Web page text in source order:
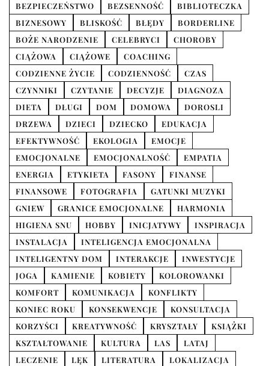
BEZPIECZEŃSTWO
BEZSENNOŚĆ
BIBLIOTECZKA
BIZNESOWY
BLISKOŚĆ BŁĘDY
BORDERLINE
BOŻE NARODZENIE
CELEBRYCI
CHOROBY
CIĄŻOWA
CIĄŻOWE
COACHING
CODZIENNE ŻYCIE
CODZIENNOŚĆ
CZAS
CZYNNIKI
CZYTANIE DECYZJE
DIAGNOZA
DIETA
DŁUGI DOM DOMOWA
DOROSLI
DRZEWA
DZIECI DZIECKO
EDUKACJA
EFEKTYWNOŚĆ
EKOLOGIA
EMOCJE
EMOCJONALNE
EMOCJONALNOŚĆ
EMPATIA
ENERGIA
ETYKIETA FASONY
FINANSE
FINANSOWE
FOTOGRAFIA
GATUNKI MUZYKI
GNIEW
GRANICE EMOCJONALNE
HARMONIA
HIGIENA SNU
HOBBY INICJATYWY
INSPIRACJA
INSTALACJA
INTELIGENCJA EMOCJONALNA
INTELIGENTNY DOM
INTERAKCJE
INWESTYCJE
JOGA
KAMIENIE KOBIETY
KOLOROWANKI
KOMFORT
KOMUNIKACJA
KONFLIKTY
KONIEC ROKU
KONSEKWENCJE
KONSULTACJA
KORZYŚCI
KREATYWNOŚĆ KRYSZTAŁY
KSIĄŻKI
KSZTAŁTOWANIE
KULTURA LAS
LATAJ
LECZENIE
LĘK LITERATURA
LOKALIZACJA